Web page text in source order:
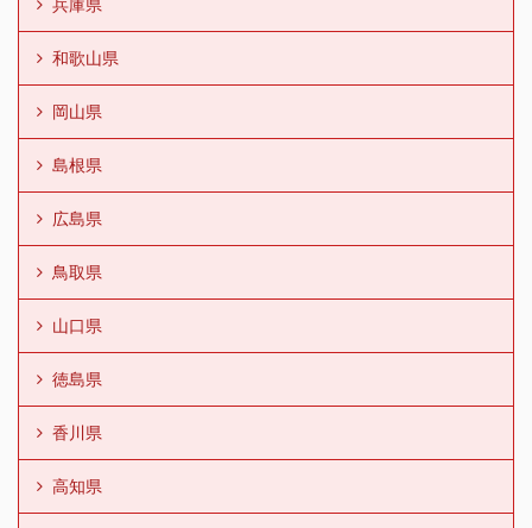
和歌山県
岡山県
島根県
広島県
鳥取県
山口県
徳島県
香川県
高知県